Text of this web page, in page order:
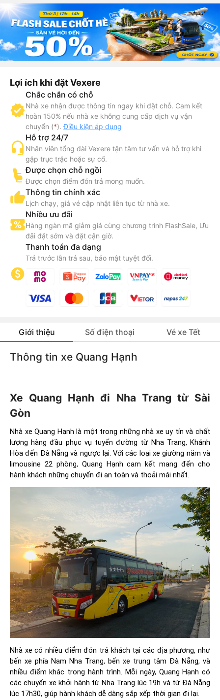
Lợi ích khi đặt Vexere
Chắc chắn có chỗ
Nhà xe nhận được thông tin ngay khi đặt chỗ. Cam kết
hoàn 150% nếu nhà xe không cung cấp dịch vụ vận
chuyển (*).Điều kiện áp dụng
Hỗ trợ 24/7
Nhân viên tổng đài Vexere tận tâm tư vấn và hỗ trợ khi
gặp trục trặc hoặc sự cố.
Được chọn chỗ ngồi
Được chọn điểm đón trả mong muốn.
Thông tin chính xác
Lịch chạy, giá vé cập nhật liên tục từ nhà xe.
Nhiều ưu đãi
Hàng ngàn mã giảm giá cùng chương trình FlashSale, Ưu
đãi đặt sớm và đặt cận giờ.
Thanh toán đa dạng
Trả trước lẫn trả sau, bảo mật tuyệt đối.
Giới thiệu Số điện thoại Vé xe Tết
Thông tin xe Quang Hạnh
Xe Quang Hạnh đi Nha Trang từ Sài
Gòn
Nhà xe Quang Hạnh là một trong những nhà xe uy tín và chất
lượng hàng đầu phục vụ tuyến đường từ Nha Trang, Khánh
Hòa đến Đà Nẵng và ngược lại. Với các loại xe giường nằm và
limousine 22 phòng, Quang Hạnh cam kết mang đến cho
hành khách những chuyến đi an toàn và thoải mái nhất.
Nhà xe có nhiều điểm đón trả khách tại các địa phương, như
bến xe phía Nam Nha Trang, bến xe trung tâm Đà Nẵng, và
nhiều điểm khác trong hành trình. Mỗi ngày, Quang Hạnh có
các chuyến xe khởi hành từ Nha Trang lúc 19h và từ Đà Nẵng
lúc 17h30, giúp hành khách dễ dàng sắp xếp thời gian đi lại​.